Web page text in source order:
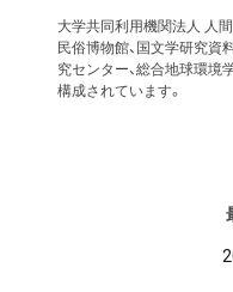
大学共同利用機関法人 人
民俗博物館、国文学研究資
究センター、総合地球環境
構成されています。